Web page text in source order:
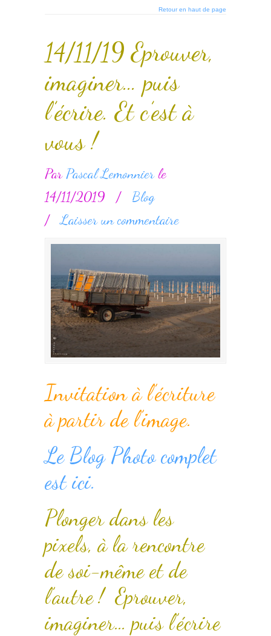
Retour en haut de page
14/11/19 Eprouver,
imaginer… puis
l’écrire. Et c’est à
vous !
Par Pascal Lemonnierle
14/11/2019
/
Blog
/Laisser un commentaire
Invitation à l’écriture
à partir de l’image.
Le Blog Photo complet
est ici.
Plonger dans les
pixels, à la rencontre
de soi-même et de
l’autre ! Eprouver,
imaginer… puis l’écrire